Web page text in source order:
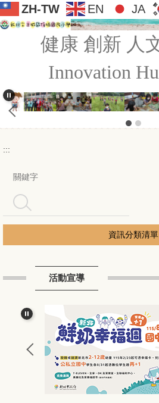
跳
到
ZH-TW EN JA
:::
健康 創新 人
Innovation
:::
搜尋
資訊分類清單
學校簡介
常用連結
友站連結
家長園地
活動宣導